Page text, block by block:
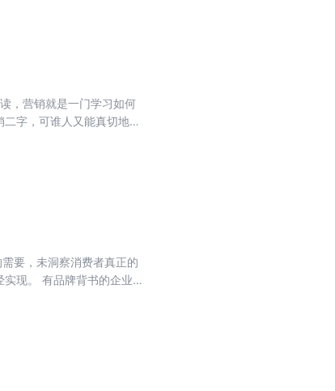
，营销就是一门学习如何
字，可谁人又能真切地洞
销战略》本书包涵三章，
、渠道营销、互联网营
的分析，观点独特，内容
念》为什么同样的东西已
？是什么激起了用户想要
有怎样的运作模式和运作
在销售活动中，存在两个
紧扣“成交”，招招落到实
地解决销售人员在销售过
要，未洞察消费者真正的
现。 有品牌背书的企业，